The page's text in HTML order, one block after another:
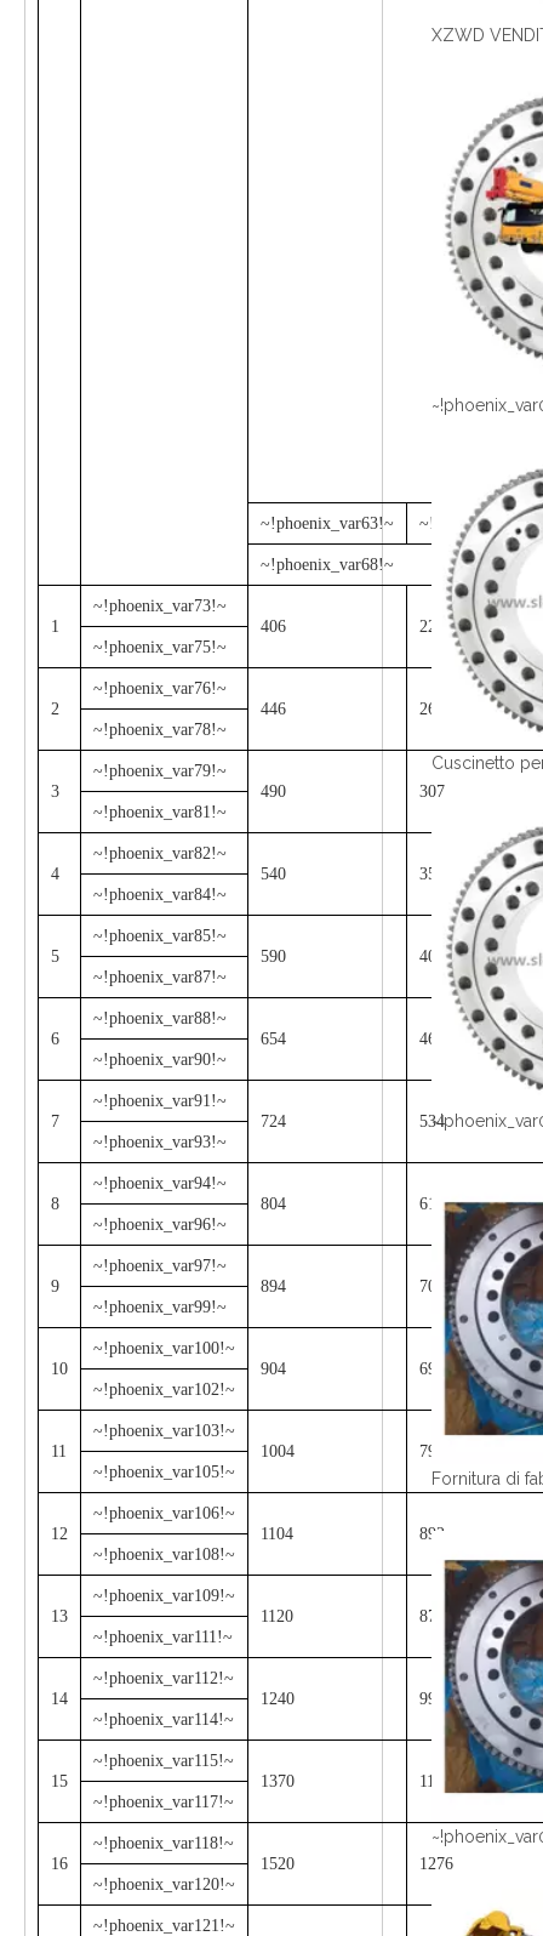
~!phoenix_var63!~
~!phoenix_var68!~
1
~!phoenix_var73!~
406
222
~!phoenix_var75!~
2
~!phoenix_var76!~
446
262
~!phoenix_var78!~
3
~!phoenix_var79!~
490
307
~!phoenix_var81!~
4
~!phoenix_var82!~
540
357
~!phoenix_var84!~
5
~!phoenix_var85!~
590
407
~!phoenix_var87!~
6
~!phoenix_var88!~
654
464
~!phoenix_var90!~
7
~!phoenix_var91!~
724
534
~!phoenix_var93!~
8
~!phoenix_var94!~
804
614
~!phoenix_var96!~
9
~!phoenix_var97!~
894
704
~!phoenix_var99!~
10
~!phoenix_var100!~
904
692
~!phoenix_var102!~
11
~!phoenix_var103!~
1004
792
~!phoenix_var105!~
12
~!phoenix_var106!~
1104
892
~!phoenix_var108!~
13
~!phoenix_var109!~
1120
876
~!phoenix_var111!~
14
~!phoenix_var112!~
1240
996
~!phoenix_var114!~
15
~!phoenix_var115!~
1370
1126
~!phoenix_var117!~
16
~!phoenix_var118!~
1520
1276
~!phoenix_var120!~
~!phoenix_var121!~